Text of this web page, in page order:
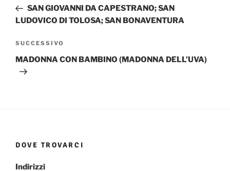
precedente:
SAN GIOVANNI DA CAPESTRANO; SAN
LUDOVICO DI TOLOSA; SAN BONAVENTURA
Articolo
successivo
SUCCESSIVO
MADONNA CON BAMBINO (MADONNA DELL’UVA)
DOVE TROVARCI
Indirizzi